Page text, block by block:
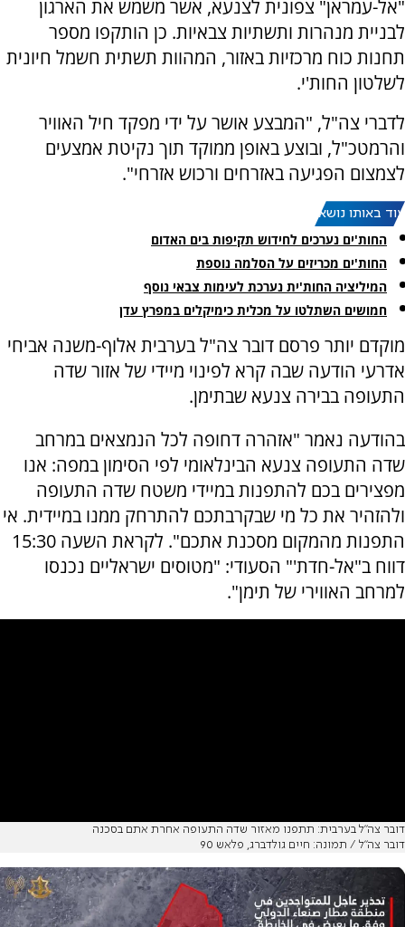
"אל-עמראן" צפונית לצנעא, אשר משמש את הארגון
לבניית מנהרות ותשתיות צבאיות. כן הותקפו מספר
תחנות כוח מרכזיות באזור, המהוות תשתית חשמל חיונית
לשלטון החות'י.
לדברי צה"ל, "המבצע אושר על ידי מפקד חיל האוויר
והרמטכ"ל, ובוצע באופן ממוקד תוך נקיטת אמצעים
לצמצום הפגיעה באזרחים ורכוש אזרחי".
עוד באותו נושא:
החות'ים נערכים לחידוש תקיפות בים האדום
החות'ים מכריזים על הסלמה נוספת
המיליציה החות'ית נערכת לעימות צבאי נוסף
חמושים השתלטו על מכלית כימיקלים במפרץ עדן
מוקדם יותר פרסם דובר צה"ל בערבית אלוף-משנה אביחי
אדרעי הודעה שבה קרא לפינוי מיידי של אזור שדה
התעופה בבירה צנעא שבתימן.
בהודעה נאמר "אזהרה דחופה לכל הנמצאים במרחב
שדה התעופה צנעא הבינלאומי לפי הסימון במפה: אנו
מפצירים בכם להתפנות במיידי משטח שדה התעופה
ולהזהיר את כל מי שבקרבתכם להתרחק ממנו במיידית. אי
התפנות מהמקום מסכנת אתכם". לקראת השעה 15:30
דווח ב"אל-חדת'" הסעודי: "מטוסים ישראליים נכנסו
למרחב האווירי של תימן".
דובר צה"ל בערבית: תתפנו מאזור שדה התעופה אחרת אתם בסכנה
דובר צה"ל / תמונה: חיים גולדברג, פלאש 90